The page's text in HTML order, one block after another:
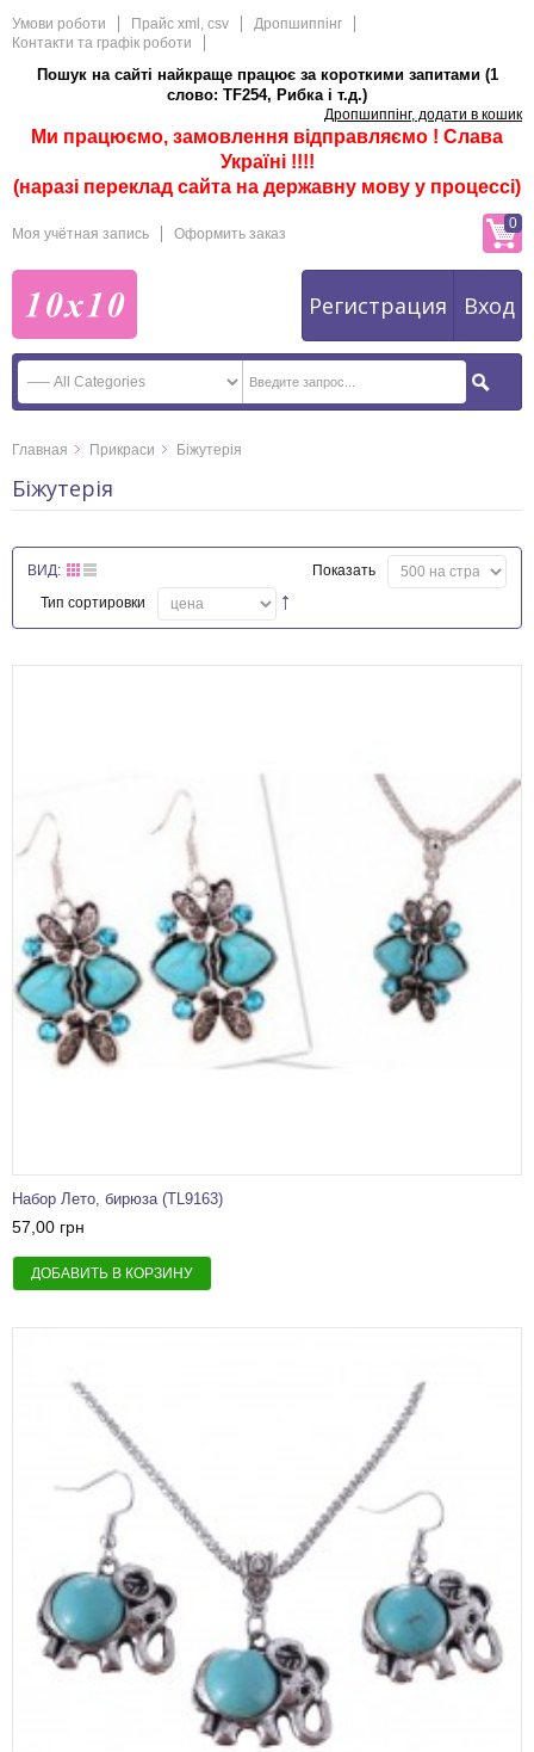
Умови роботи Прайс xml, csv
Дропшиппінг
Контакти та графік роботи
Пошук на сайті найкраще працює за короткими запитами (1
слово: TF254, Рибка і т.д.)
Дропшиппінг, додати в кошик
Ми працюємо, замовлення відправляємо ! Слава
Україні !!!!
(наразі переклад сайта на державну мову у процессі)
Моя учётная запись Оформить заказ
Регистрация Вход
0
Главная Прикраси Біжутерія
Біжутерія
Показать
ВИД:
Тип сортировки
Набор Лето, бирюза (TL9163)
57,00 грн
ДОБАВИТЬ В КОРЗИНУ